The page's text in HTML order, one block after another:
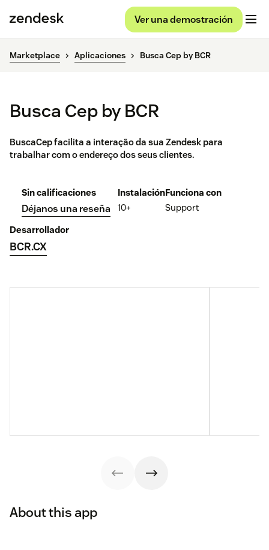
Ver una demostración
Marketplace Aplicaciones Busca Cep by BCR
Busca Cep by BCR
BuscaCep facilita a interação da sua Zendesk para
trabalhar com o endereço dos seus clientes.
Sin calificaciones
Déjanos una reseña
Instalación
10+
Funciona con
Support
Desarrollador
BCR.CX
About this app